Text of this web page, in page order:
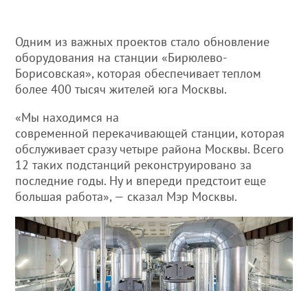
Одним из важных проектов стало обновление
оборудования на станции «Бирюлево-
Борисовская», которая обеспечивает теплом
более 400 тысяч жителей юга Москвы.
«Мы находимся на
современной перекачивающей станции, которая
обслуживает сразу четыре района Москвы. Всего
12 таких подстанций реконструировано за
последние годы. Ну и впереди предстоит еще
большая работа», — сказал Мэр Москвы.